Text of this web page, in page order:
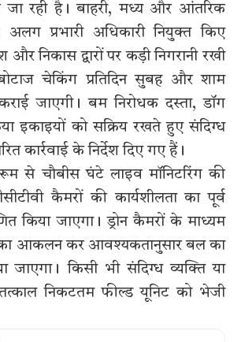
जा रही है। बाहरी, मध्य और आंतरिक
अलग प्रभारी अधिकारी नियुक्त किए
निकास द्वारों पर कड़ी निगरानी रखी
चेकिंग प्रतिदिन सुबह और शाम
जाएगी। बम निरोधक दस्ता, डॉग
इकाइयों को सक्रिय रखते हुए संदिग्ध
कार्रवाई के निर्देश दिए गए हैं।
रूम से चौबीस घंटे लाइव मॉनिटरिंग की
कैमरों की कार्यशीलता का पूर्व
किया जाएगा। ड्रोन कैमरों के माध्यम
आकलन कर आवश्यकतानुसार बल का
जाएगा। किसी भी संदिग्ध व्यक्ति या
निकटतम फील्ड यूनिट को भेजी